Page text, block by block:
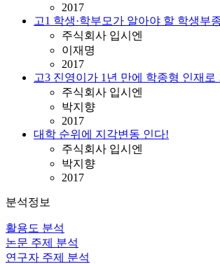
2017
고1 학생·학부모가 알아야 할 학생부
주식회사 입시엔
이재명
2017
고3 진영이가 1년 만에 학종형 인재로
주식회사 입시엔
박지향
2017
대학 순위에 지각변동 인다!
주식회사 입시엔
박지향
2017
분석정보
활용도 분석
논문 주제 분석
연구자 주제 분석